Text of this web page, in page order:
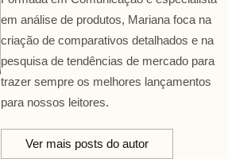
em análise de produtos, Mariana foca na
criação de comparativos detalhados e na
pesquisa de tendências de mercado para
trazer sempre os melhores lançamentos
para nossos leitores.
Ver mais posts do autor